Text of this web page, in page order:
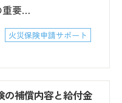
重要…
火災保険申請サポート
の補償内容と給付金